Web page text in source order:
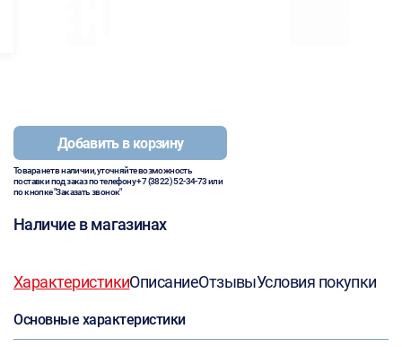
Добавить в корзину
Товара нет в наличии, уточняйте возможность
поставки под заказ по телефону+7 (3822) 52-34-73или
по кнопке "Заказать звонок"
Наличие в магазинах
ХарактеристикиОписаниеОтзывыУсловия покупки
Основные характеристики